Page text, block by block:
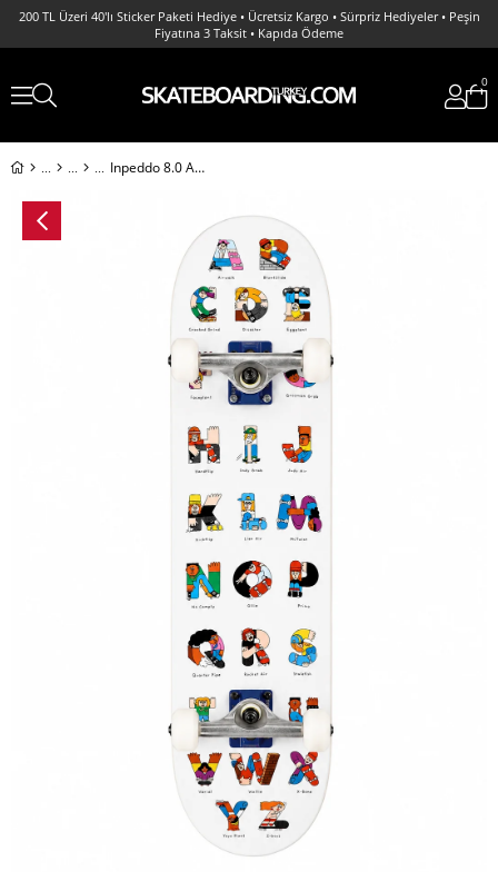
200 TL Üzeri 40'lı Sticker Paketi Hediye • Ücretsiz Kargo • Sürpriz Hediyeler • Peşin
Fiyatına 3 Taksit • Kapıda Ödeme
0
Inpeddo 8.0 ABC Complete Profesyonel Kaykay